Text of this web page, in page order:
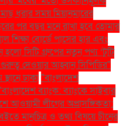
ধরার সময় মিয়ানমারের
পর বছর মনে রাখা হবে তোমার
শিক্ষা বোর্ডে পাসের হার এবং
হলো সিটি গ্রুপের নতুন পণ্য ‘টুটি
দেওয়ার আহ্বান সিপিডির"
ঢাকা"বাংলাদেশ
ব্যাংক: ব্যাংকে সাইবার
আওয়ামী লীগের অপ্রাসঙ্গিকতা:
মানচিত্র ও তথ্য বিষয়ে চীনের